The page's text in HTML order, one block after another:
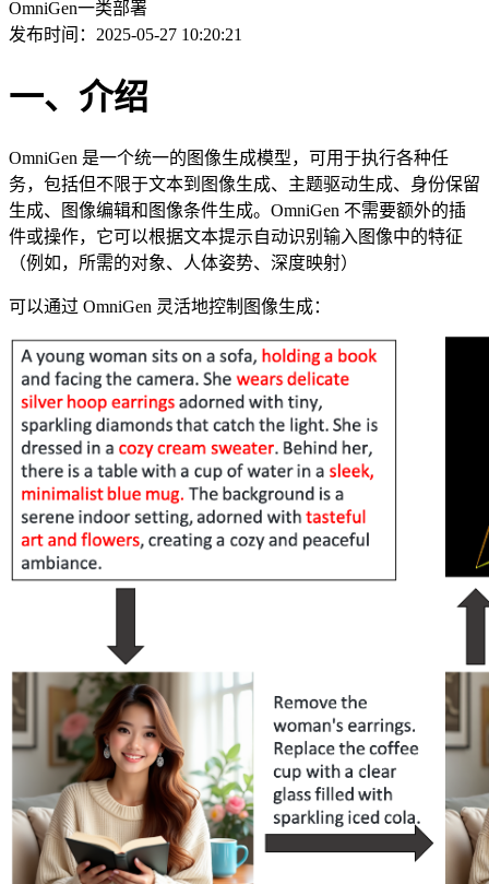
OmniGen一类部署
发布时间： 2025-05-27 10:20:21
一、介绍
OmniGen 是一个统一的图像生成模型，可用于执行各种任
务，包括但不限于文本到图像生成、主题驱动生成、身份保留
生成、图像编辑和图像条件生成。OmniGen 不需要额外的插
件或操作，它可以根据文本提示自动识别输入图像中的特征
（例如，所需的对象、人体姿势、深度映射）
可以通过 OmniGen 灵活地控制图像生成：